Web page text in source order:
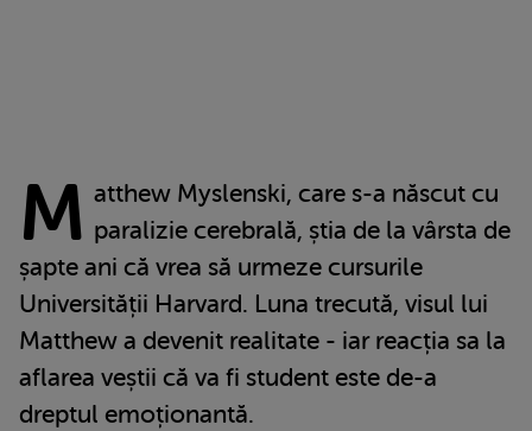
M atthew Myslenski, care s-a născut cu
paralizie cerebrală, știa de la vârsta de
șapte ani că vrea să urmeze cursurile
Universității Harvard. Luna trecută, visul lui
Matthew a devenit realitate - iar reacția sa la
aflarea veștii că va fi student este de-a
dreptul emoționantă.